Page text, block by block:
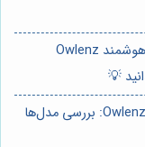
⭐️ راهنمای جامع خرید ویدئو پروژکتور هوشمند Owlenz
⭐️ راهنمای جامع خرید ویدئو پروژکتور Owlenz: بررسی مدل‌ها